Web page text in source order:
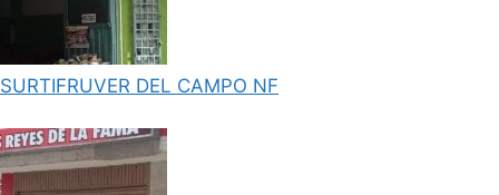
SURTIFRUVER DEL CAMPO NF